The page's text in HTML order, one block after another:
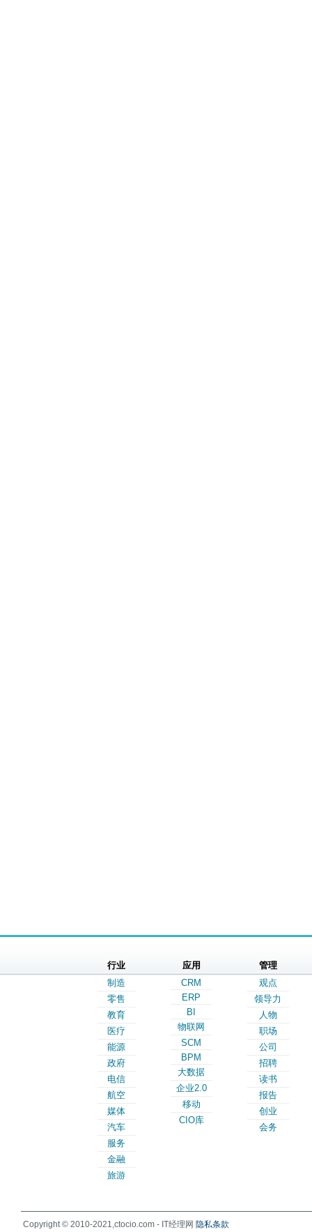
行业
制造
零售
教育
医疗
能源
政府
电信
航空
媒体
汽车
服务
金融
旅游
应用
CRM
ERP
BI
物联网
SCM
BPM
大数据
企业2.0
移动
CIO库
管理
观点
领导力
人物
职场
公司
招聘
读书
报告
创业
会务
Copyright © 2010-2021,ctocio.com - IT经理网 隐私条款